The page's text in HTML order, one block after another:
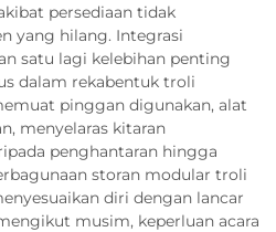
persediaan tidak
yang hilang. Integrasi
satu lagi kelebihan penting
dalam rekabentuk troli
pinggan digunakan, alat
menyelaras kitaran
penghantaran hingga
storan modular troli
diri dengan lancar
musim, keperluan acara